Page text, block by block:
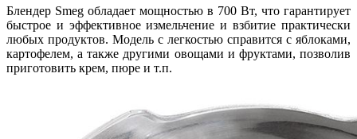
Блендер Smeg обладает мощностью в 700 Вт, что гарантирует
быстрое и эффективное измельчение и взбитие практически
любых продуктов. Модель с легкостью справится с яблоками,
картофелем, а также другими овощами и фруктами, позволив
приготовить крем, пюре и т.п.